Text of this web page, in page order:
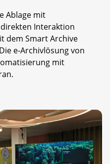
Ablage mit
Interaktion
dem Smart Archive
e-Archivlösung von
mit